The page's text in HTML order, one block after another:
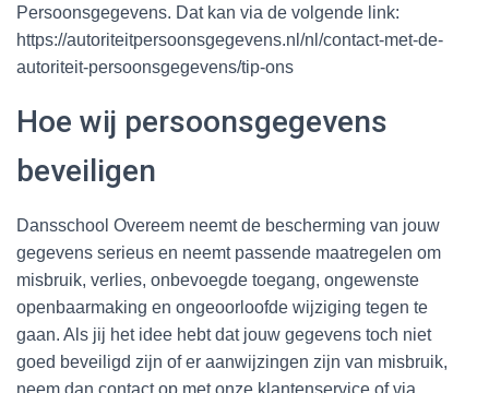
Persoonsgegevens. Dat kan via de volgende link:
https://autoriteitpersoonsgegevens.nl/nl/contact-met-de-
autoriteit-persoonsgegevens/tip-ons
Hoe wij persoonsgegevens
beveiligen
Dansschool Overeem neemt de bescherming van jouw
gegevens serieus en neemt passende maatregelen om
misbruik, verlies, onbevoegde toegang, ongewenste
openbaarmaking en ongeoorloofde wijziging tegen te
gaan. Als jij het idee hebt dat jouw gegevens toch niet
goed beveiligd zijn of er aanwijzingen zijn van misbruik,
neem dan contact op met onze klantenservice of via